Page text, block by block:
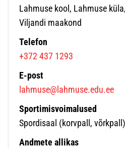
Lahmuse kool, Lahmuse
Viljandi maakond
Telefon
+372 437 1293
E-post
lahmuse@lahmuse.edu.ee
Sportimisvoimalused
Spordisaal (korvpall,
Andmete allikas